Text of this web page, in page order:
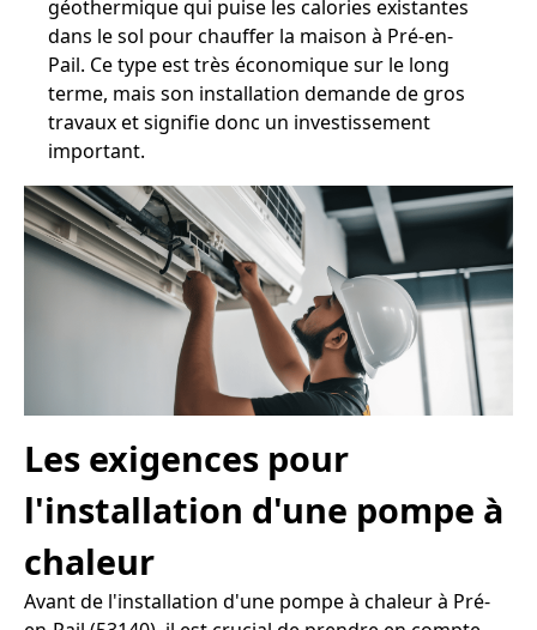
géothermique qui puise les calories existantes
dans le sol pour chauffer la maison à Pré-en-
Pail. Ce type est très économique sur le long
terme, mais son installation demande de gros
travaux et signifie donc un investissement
important.
Les exigences pour
l'installation d'une pompe à
chaleur
Avant de l'installation d'une pompe à chaleur à Pré-